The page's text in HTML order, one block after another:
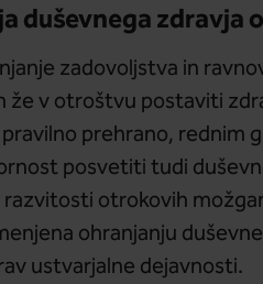
duševnega zdravja
zadovoljstva in
že v otroštvu postaviti
prehrano, rednim
posvetiti tudi
otrokovih
ohranjanju
ustvarjalne dejavnosti.